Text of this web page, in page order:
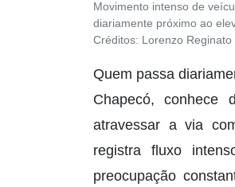
Movimento intenso de
diariamente próximo ao
Créditos: Lorenzo Reginato
Quem passa
Chapecó, conhece
atravessar a via
registra fluxo
preocupação